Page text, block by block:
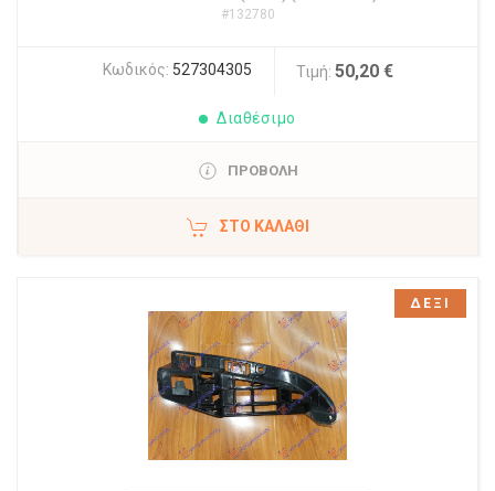
#132780
Κωδικός: 527304305 Τιμή: 50,20 €
Διαθέσιμο
ΠΡΟΒΟΛΗ
ΣΤΟ ΚΑΛΆΘΙ
ΔΕΞΙ